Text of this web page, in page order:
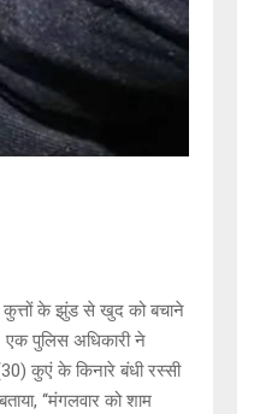
कुत्तों के झुंड से खुद को बचाने
पुलिस अधिकारी ने
कुएं के किनारे बंधी रस्सी
‘‘मंगलवार को शाम